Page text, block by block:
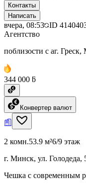
Контакты
Написать
вчера, 08:53 ID
Агентство
поблизости с аг.
344 000 ƃ
Конвертер валют
2 комн.53.9 м²6/9 этаж
г. Минск, ул. Голодеда,
Чешка с современным